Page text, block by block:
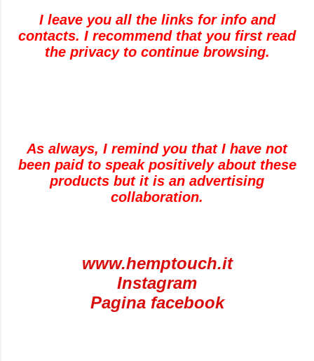
I leave you all the links for info and
contacts. I recommend that you first read
the privacy to continue browsing.
As always, I remind you that I have not
been paid to speak positively about these
products but it is an advertising
collaboration.
www.hemptouch.it
Instagram
Pagina facebook